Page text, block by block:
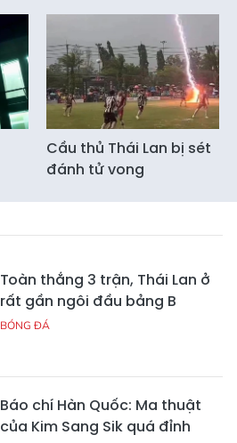
Cầu thủ Thái Lan bị sét
đánh tử vong
Toàn thắng 3 trận, Thái Lan ở
rất gần ngôi đầu bảng B
BÓNG ĐÁ
Báo chí Hàn Quốc: Ma thuật
của Kim Sang Sik quá đỉnh